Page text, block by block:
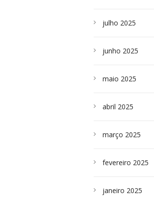
julho 2025
junho 2025
maio 2025
abril 2025
março 2025
fevereiro 2025
janeiro 2025